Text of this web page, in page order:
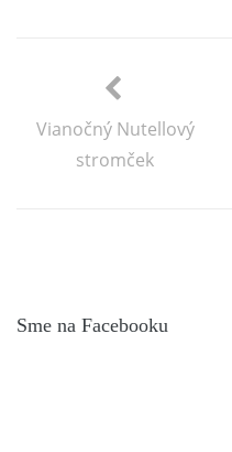
Vianočný Nutellový
stromček
Sme na Facebooku